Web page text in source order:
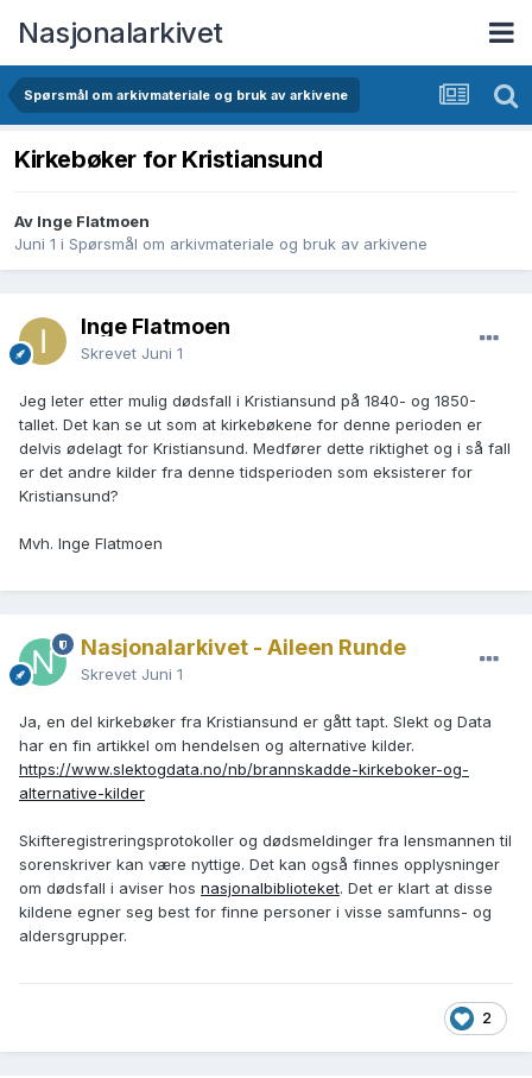
Nasjonalarkivet
Spørsmål om arkivmateriale og bruk av arkivene
Kirkebøker for Kristiansund
Av Inge Flatmoen
Juni 1 i Spørsmål om arkivmateriale og bruk av arkivene
Inge Flatmoen
Skrevet Juni 1
Jeg leter etter mulig dødsfall i Kristiansund på 1840- og 1850-
tallet. Det kan se ut som at kirkebøkene for denne perioden er
delvis ødelagt for Kristiansund. Medfører dette riktighet og i så fall
er det andre kilder fra denne tidsperioden som eksisterer for
Kristiansund?
Mvh. Inge Flatmoen
Nasjonalarkivet - Aileen Runde
Skrevet Juni 1
Ja, en del kirkebøker fra Kristiansund er gått tapt. Slekt og Data
har en fin artikkel om hendelsen og alternative kilder.
https://www.slektogdata.no/nb/brannskadde-kirkeboker-og-
alternative-kilder
Skifteregistreringsprotokoller og dødsmeldinger fra lensmannen til
sorenskriver kan være nyttige. Det kan også finnes opplysninger
om dødsfall i aviser hos nasjonalbiblioteket. Det er klart at disse
kildene egner seg best for finne personer i visse samfunns- og
aldersgrupper.
2